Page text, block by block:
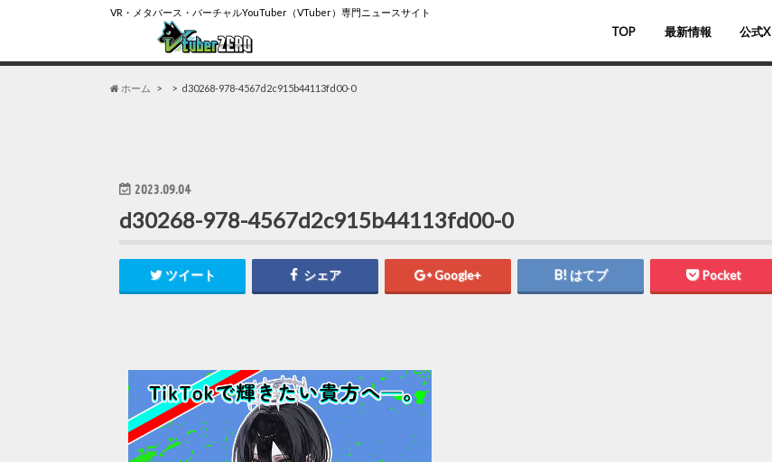
VR・メタバース・バーチャルYouTuber（VTuber）専門ニュースサイト
TOP 最新情報 公式X
ホーム d30268-978-4567d2c915b44113fd00-0
2023.09.04
d30268-978-4567d2c915b44113fd00-0
ツイート シェア Google+ はてブ Pocket